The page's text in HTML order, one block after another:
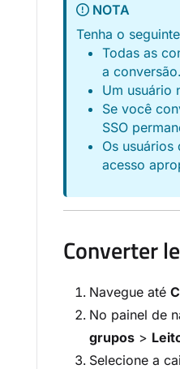
NOTA
Tenha o
Todas as
a conversão.
Um usuário
Se você
SSO
Os
acesso
Converter
Navegue até
No painel de
grupos >
Selecione a